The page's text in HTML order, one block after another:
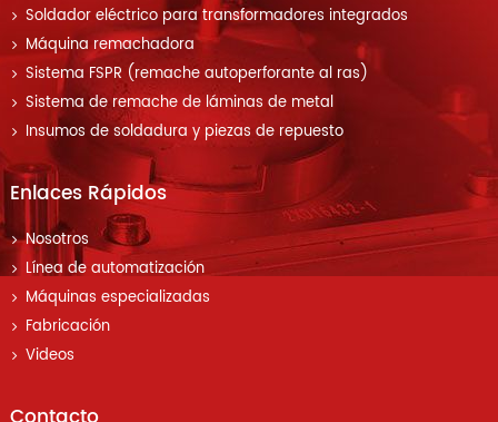
Soldador eléctrico para transformadores integrados
Máquina remachadora
Sistema FSPR (remache autoperforante al ras)
Sistema de remache de láminas de metal
Insumos de soldadura y piezas de repuesto
Enlaces Rápidos
Nosotros
Línea de automatización
Máquinas especializadas
Fabricación
Videos